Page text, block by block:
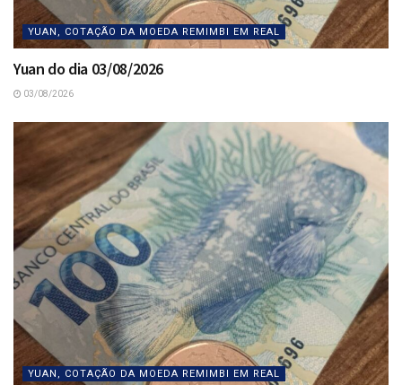
YUAN, COTAÇÃO DA MOEDA REMIMBI EM REAL
Yuan do dia 03/08/2026
03/08/2026
YUAN, COTAÇÃO DA MOEDA REMIMBI EM REAL